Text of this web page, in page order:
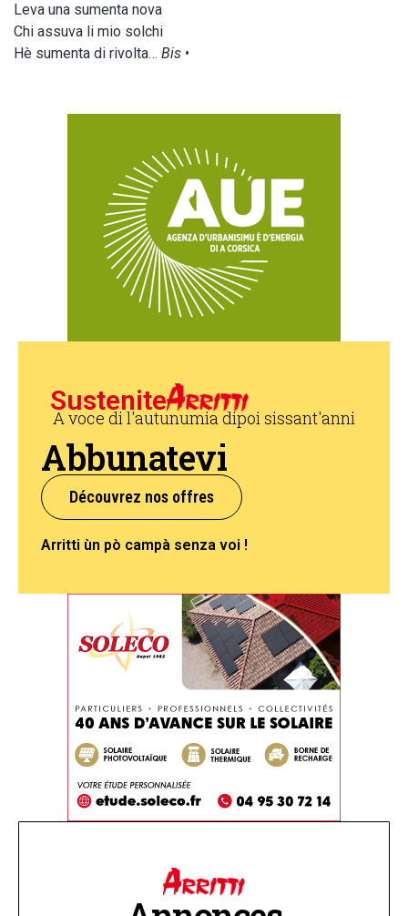
Leva una sumenta nova
Chi assuva li mio solchi
Hè sumenta di rivolta… Bis •
Sustenite
A voce di l'autunumia dipoi sissant'anni
Abbunatevi
Découvrez nos offres
Arritti ùn pò campà senza voi !